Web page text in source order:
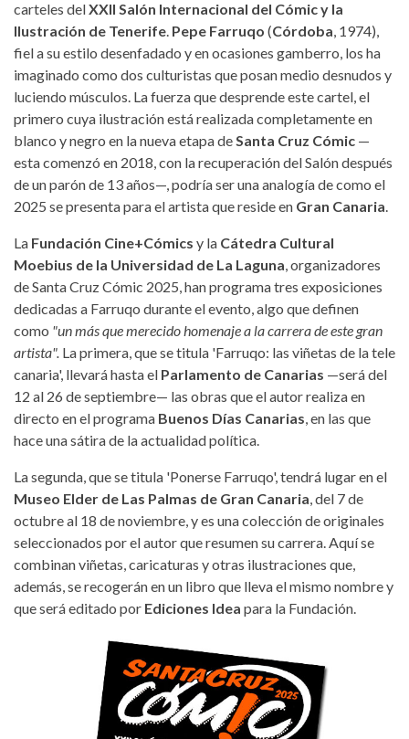
carteles delXXII Salón Internacional del Cómic y la
Ilustración de Tenerife. Pepe Farruqo (Córdoba, 1974),
fiel a su estilo desenfadado y en ocasiones gamberro, los ha
imaginado como dos culturistas que posan medio desnudos y
luciendo músculos. La fuerza que desprende este cartel, el
primero cuya ilustración está realizada completamente en
blanco y negro en la nueva etapa deSanta Cruz Cómic —
esta comenzó en 2018, con la recuperación del Salón después
de un parón de 13 años—, podría ser una analogía de como el
2025 se presenta para el artista que reside en Gran Canaria.
La Fundación Cine+Cómics y la Cátedra Cultural
Moebius de la Universidad de La Laguna, organizadores
de Santa Cruz Cómic 2025, han programa tres exposiciones
dedicadas a Farruqo durante el evento, algo que definen
como "un más que merecido homenaje a la carrera de este gran
artista". La primera, que se titula 'Farruqo: las viñetas de la tele
canaria', llevará hasta el Parlamento de Canarias —será del
12 al 26 de septiembre— las obras que el autor realiza en
directo en el programa Buenos Días Canarias, en las que
hace una sátira de la actualidad política.
La segunda, que se titula 'Ponerse Farruqo', tendrá lugar en el
Museo Elder de Las Palmas de Gran Canaria, del 7 de
octubre al 18 de noviembre, y es una colección de originales
seleccionados por el autor que resumen su carrera. Aquí se
combinan viñetas, caricaturas y otras ilustraciones que,
además, se recogerán en un libro que lleva el mismo nombre y
que será editado por Ediciones Idea para la Fundación.
cartel-santa-cruz-comic-2025-